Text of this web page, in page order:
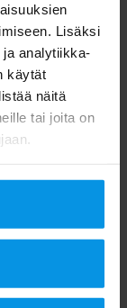
Lisäksi
analytiikka-
käytät
näitä
tai joita on